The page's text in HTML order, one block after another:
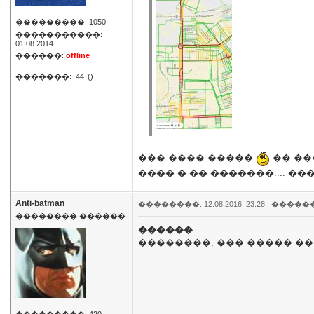
���������: 1050
�����������:
01.08.2014
������: offline
�������: 44 ()
��� ���� �����
��
���� � �� �������....
Anti-batman
�������� ������
��������: 12.08.2016, 23:28 |
������
��������, ��� �����